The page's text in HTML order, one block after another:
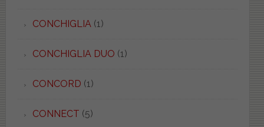
CONCHIGLIA(1)
CONCHIGLIA DUO (1)
CONCORD (1)
CONNECT (5)